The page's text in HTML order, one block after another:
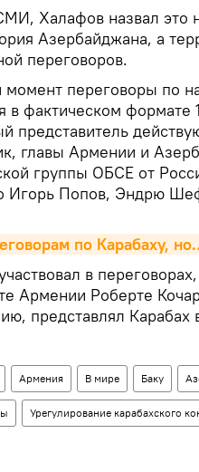
Халафов назвал это
Азербайджана, а
переговоров.
переговоры по
в фактическом формате
представитель
главы Армении и
группы ОБСЕ от
Игорь Попов, Эндрю
по Карабаху,
в
Армении Роберте
представлял Карабах
Армения В мире Баку
Урегулирование карабахского